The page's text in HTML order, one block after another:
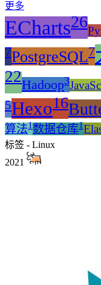
更多
ECharts26
7PostgreSQL7
22Hadoop3
5Hexo16
算法1数据仓库1
标签 - Linux
2021